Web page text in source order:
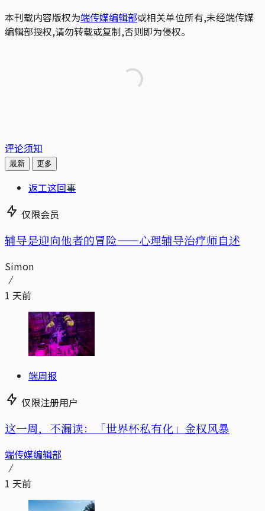
本刊载内容版权为端传媒编辑部或相关单位所有,未经端传媒
编辑部授权,请勿转载或复制,否则即为侵权。
评论须知
最新 更多
返工这回事
仅限会员
辅导是迎向他者的冒险——心理辅导治疗师自述
Simon
1 天前
端周报
仅限注册用户
这一周，不漏读：「世界杯私有化」金权风暴
端传媒编辑部
1 天前